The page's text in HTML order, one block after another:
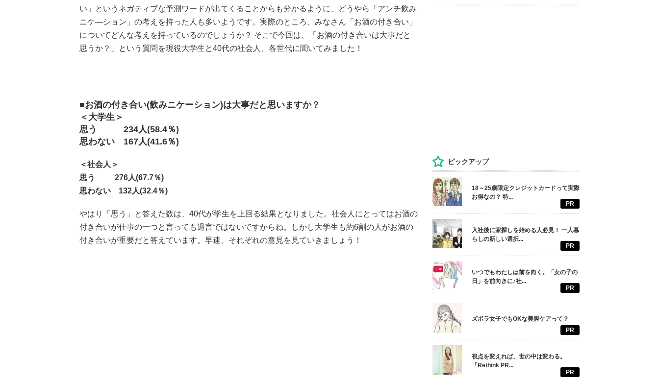
い」というネガティブな予測ワードが出てくることからも分かるように、どうやら「アンチ飲み
ニケ―ション」の考えを持った人も多いようです。実際のところ、みなさん「お酒の付き合い」
についてどんな考えを持っているのでしょうか？ そこで今回は、「お酒の付き合いは大事だと
思うか？」という質問を現役大学生と40代の社会人、各世代に聞いてみました！
■お酒の付き合い(飲みニケーション)は大事だと思いますか？
＜大学生＞
思う 234人(58.4％)
思わない 167人(41.6％)
＜社会人＞
思う 276人(67.7％)
思わない 132人(32.4％)
やはり「思う」と答えた数は、40代が学生を上回る結果となりました。社会人にとってはお酒の
付き合いが仕事の一つと言っても過言ではないですからね。しかし大学生も約6割の人がお酒の
付き合いが重要だと答えています。早速、それぞれの意見を見ていきましょう！
ピックアップ
18～25歳限定クレジットカードって実際
お得なの？ 特...
PR
入社後に家探しを始める人必見！ 一人暮
らしの新しい選択...
PR
いつでもわたしは前を向く。「女の子の
日」を前向きに♪社...
PR
ズボラ女子でもOKな美脚ケアって？
PR
視点を変えれば、世の中は変わる。
「Rethink PR...
PR